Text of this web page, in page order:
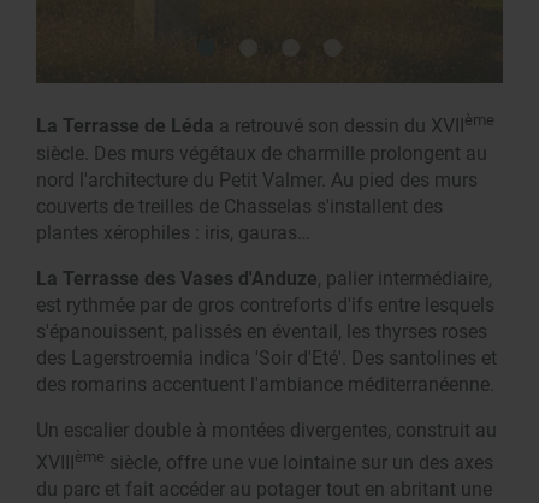
La Terrasse de Léda a retrouvé son dessin du XVII ème
siècle. Des murs végétaux de charmille prolongent au
nord l'architecture du Petit Valmer. Au pied des murs
couverts de treilles de Chasselas s'installent des
plantes xérophiles : iris, gauras…
La Terrasse des Vases d'Anduze, palier intermédiaire,
est rythmée par de gros contreforts d'ifs entre lesquels
s'épanouissent, palissés en éventail, les thyrses roses
des Lagerstroemia indica 'Soir d'Eté'. Des santolines et
des romarins accentuent l'ambiance méditerranéenne.
Un escalier double à montées divergentes, construit au
XVIIIème siècle, offre une vue lointaine sur un des axes
du parc et fait accéder au potager tout en abritant une